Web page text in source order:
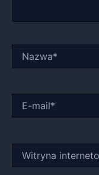
mail*
internetowa